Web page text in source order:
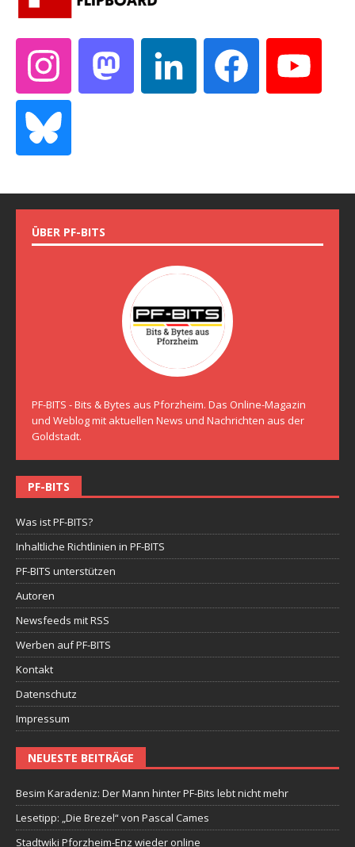
ÜBER PF-BITS
PF-BITS - Bits & Bytes aus Pforzheim. Das Online-Magazin
und Weblog mit aktuellen News und Nachrichten aus der
Goldstadt.
PF-BITS
Was ist PF-BITS?
Inhaltliche Richtlinien in PF-BITS
PF-BITS unterstützen
Autoren
Newsfeeds mit RSS
Werben auf PF-BITS
Kontakt
Datenschutz
Impressum
NEUESTE BEITRÄGE
Besim Karadeniz: Der Mann hinter PF-Bits lebt nicht mehr
Lesetipp: „Die Brezel“ von Pascal Cames
Stadtwiki Pforzheim-Enz wieder online